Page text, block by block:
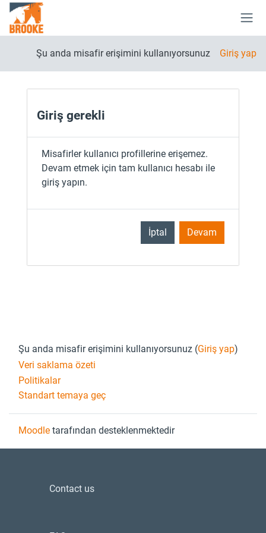
Ana içeriğe git
Şu anda misafir erişimini kullanıyorsunuz Giriş yap
Giriş gerekli
Misafirler kullanıcı profillerine erişemez.
Devam etmek için tam kullanıcı hesabı ile
giriş yapın.
İptal Devam
FooterŞu anda misafir erişimini kullanıyorsunuz (Giriş yap)
Veri saklama özeti
Politikalar
Standart temaya geç
Moodle tarafından desteklenmektedir
Contact us